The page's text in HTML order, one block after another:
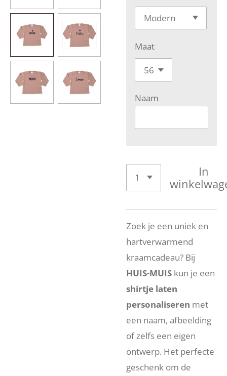
Maat
Naam
In
Zoek je een uniek en
hartverwarmend
kraamcadeau? Bij
HUIS-MUIS kun je een
shirtje laten
personaliseren met
een naam, afbeelding
of zelfs een eigen
ontwerp. Het perfecte
geschenk om de